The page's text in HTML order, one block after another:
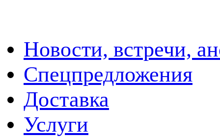
Новости, встречи,
Спецпредложения
Доставка
Услуги